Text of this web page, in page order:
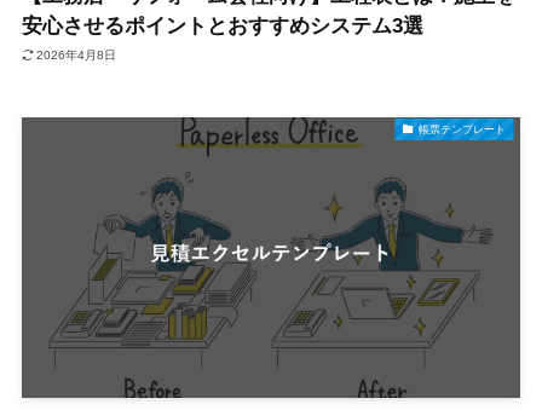
安心させるポイントとおすすめシステム3選
2026年4月8日
帳票テンプレート